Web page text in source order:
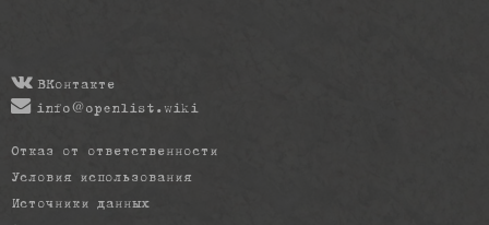
ВКонтакте
info@openlist.wiki
Отказ от ответственности
Условия использования
Источники данных